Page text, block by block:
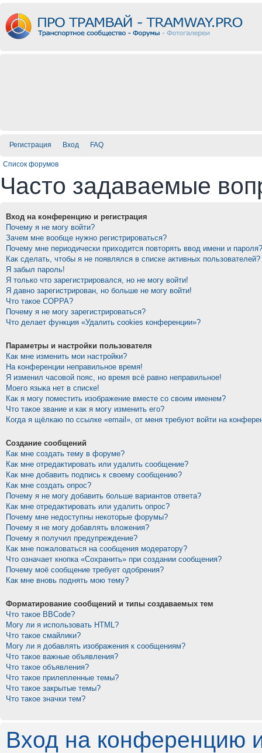
Регистрация Вход FAQ
Список форумов
Часто задаваемые
Вход на конференцию и регистрация
Почему я не могу войти?
Зачем мне вообще нужно регистрироваться?
Почему мне периодически приходится повторять ввод имени и пароля?
Как сделать, чтобы я не появлялся в списке активных пользователей?
Я забыл пароль!
Я только что зарегистрировался, но не могу войти!
Я давно зарегистрирован, но больше не могу войти!
Что такое COPPA?
Почему я не могу зарегистрироваться?
Что делает функция «Удалить cookies конференции»?
Параметры и настройки пользователя
Как мне изменить мои настройки?
На конференции неправильное время!
Я изменил часовой пояс, но время всё равно неправильное!
Моего языка нет в списке!
Как я могу поместить изображение вместе со своим именем?
Что такое звание и как я могу изменить его?
Когда я щёлкаю по ссылке «email», от меня требуют войти на
Создание сообщений
Как мне создать тему в форуме?
Как мне отредактировать или удалить сообщение?
Как мне добавить подпись к своему сообщению?
Как мне создать опрос?
Почему я не могу добавить больше вариантов ответа?
Как мне отредактировать или удалить опрос?
Почему мне недоступны некоторые форумы?
Почему я не могу добавлять вложения?
Почему я получил предупреждение?
Как мне пожаловаться на сообщения модератору?
Что означает кнопка «Сохранить» при создании сообщения?
Почему моё сообщение требует одобрения?
Как мне вновь поднять мою тему?
Форматирование сообщений и типы создаваемых тем
Что такое BBCode?
Могу ли я использовать HTML?
Что такое смайлики?
Могу ли я добавлять изображения к сообщениям?
Что такое важные объявления?
Что такое объявления?
Что такое прилепленные темы?
Что такое закрытые темы?
Что такое значки тем?
Вход на конференцию